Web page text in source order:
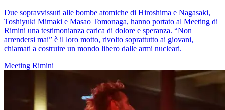
Due sopravvissuti alle bombe atomiche di Hiroshima e Nagasaki,
Toshiyuki Mimaki e Masao Tomonaga, hanno portato al Meeting di
Rimini una testimonianza carica di dolore e speranza. “Non
arrendersi mai” è il loro motto, rivolto soprattutto ai giovani,
chiamati a costruire un mondo libero dalle armi nucleari.
Meeting Rimini